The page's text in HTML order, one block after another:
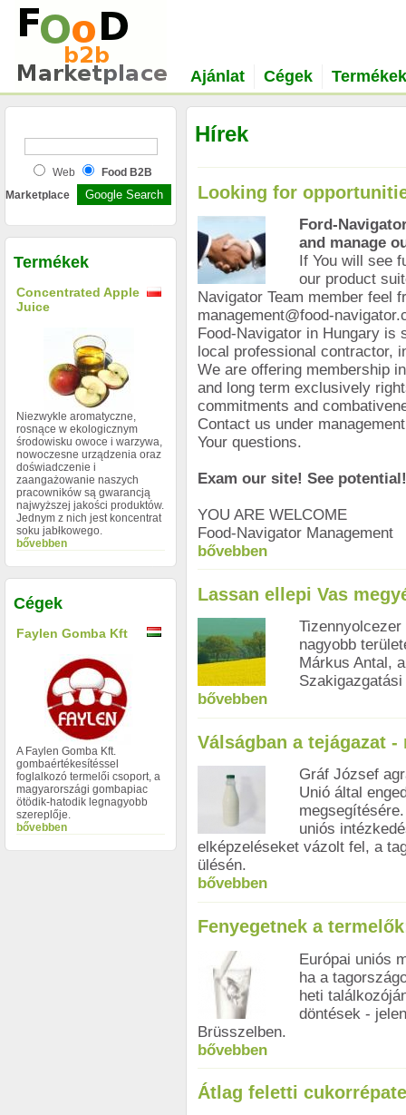
Ajánlat Cégek Termékek
Web
Food B2B
Marketplace
Termékek
Concentrated Apple
Juice
Niezwykle aromatyczne,
rosnące w ekologicznym
środowisku owoce i warzywa,
nowoczesne urządzenia oraz
doświadczenie i
zaangażowanie naszych
pracowników są gwarancją
najwyższej jakości produktów.
Jednym z nich jest koncentrat
soku jabłkowego.
bővebben
Cégek
Faylen Gomba Kft
A Faylen Gomba Kft.
gombaértékesítéssel
foglalkozó termelői csoport, a
magyarországi gombapiac
ötödik-hatodik legnagyobb
szereplője.
bővebben
Hírek
Looking for
Ford-
and manage
If You will see
our product
Navigator Team member feel
management@food-
Food-Navigator in Hungary is
local professional contractor,
We are offering membership
and long term exclusively
commitments and
Contact us under
Your questions.
Exam our site! See
YOU ARE WELCOME
Food-Navigator Management
bővebben
Lassan ellepi Vas
nagyobb
Márkus Antal,
bővebben
Válságban a tejágazat -
Gráf József
Unió által
uniós
elképzeléseket vázolt fel, a
ülésén.
bővebben
Fenyegetnek a
Európai uniós
ha a
heti
döntések -
Brüsszelben.
bővebben
Átlag feletti